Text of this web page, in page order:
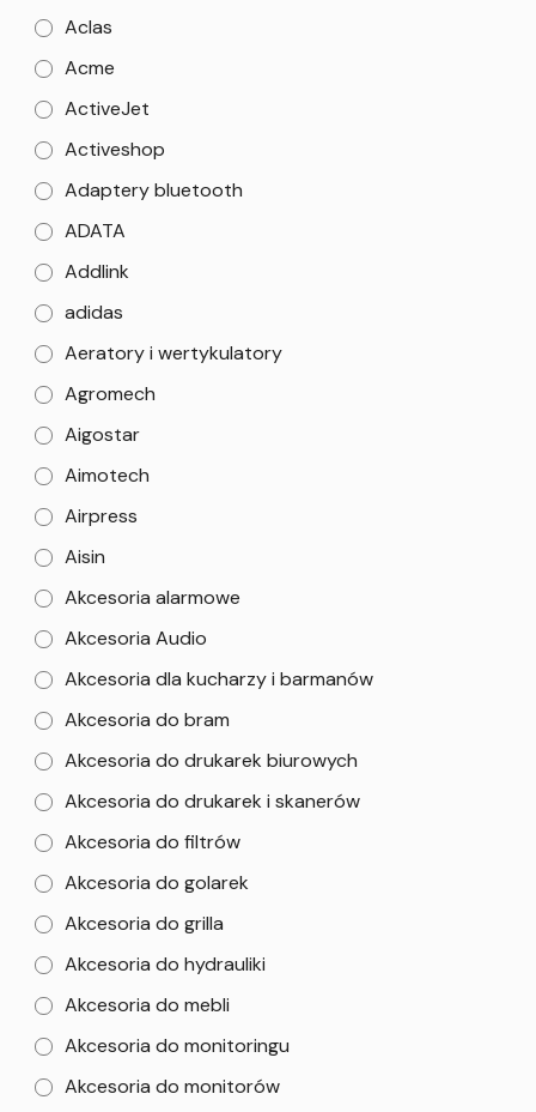
Aclas
Acme
ActiveJet
Activeshop
Adaptery bluetooth
ADATA
Addlink
adidas
Aeratory i wertykulatory
Agromech
Aigostar
Aimotech
Airpress
Aisin
Akcesoria alarmowe
Akcesoria Audio
Akcesoria dla kucharzy i barmanów
Akcesoria do bram
Akcesoria do drukarek biurowych
Akcesoria do drukarek i skanerów
Akcesoria do filtrów
Akcesoria do golarek
Akcesoria do grilla
Akcesoria do hydrauliki
Akcesoria do mebli
Akcesoria do monitoringu
Akcesoria do monitorów